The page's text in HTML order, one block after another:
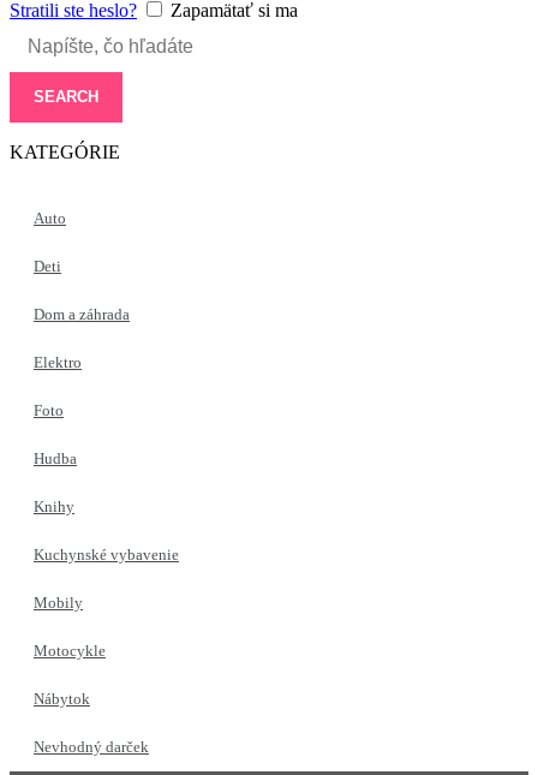
Stratili ste heslo? Zapamätať si ma
SEARCH
KATEGÓRIE
Auto
Deti
Dom a záhrada
Elektro
Foto
Hudba
Knihy
Kuchynské vybavenie
Mobily
Motocykle
Nábytok
Nevhodný darček